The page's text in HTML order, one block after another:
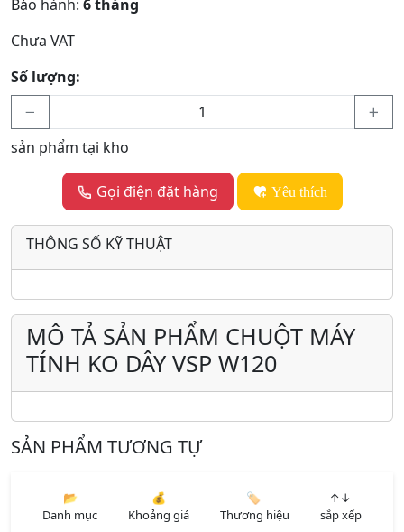
Bảo hành: 6 tháng
Chưa VAT
Số lượng:
sản phẩm tại kho
Gọi điện đặt hàng Yêu thích
THÔNG SỐ KỸ THUẬT
MÔ TẢ SẢN PHẨM CHUỘT MÁY
TÍNH KO DÂY VSP W120
SẢN PHẨM TƯƠNG TỰ
📂
Danh mục
💰
Khoảng giá
🏷️
Thương hiệu
↑↓
sắp xếp